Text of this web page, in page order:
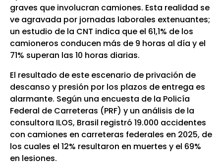
graves que involucran camiones. Esta realidad se
ve agravada por jornadas laborales extenuantes;
un estudio de la CNT indica que el 61,1% de los
camioneros conducen más de 9 horas al día y el
71% superan las 10 horas diarias.
El resultado de este escenario de privación de
descanso y presión por los plazos de entrega es
alarmante. Según una encuesta de la Policía
Federal de Carreteras (PRF) y un análisis de la
consultora ILOS, Brasil registró 19.000 accidentes
con camiones en carreteras federales en 2025, de
los cuales el 12% resultaron en muertes y el 69%
en lesiones.